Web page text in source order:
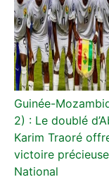
Guinée-
2) : Le doublé
Karim Traoré
victoire
National